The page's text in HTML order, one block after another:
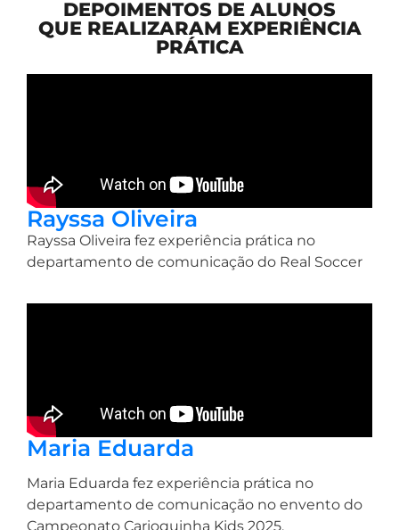
DEPOIMENTOS DE ALUNOS
QUE REALIZARAM EXPERIÊNCIA
PRÁTICA
Rayssa Oliveira
Rayssa Oliveira fez experiência prática no
departamento de comunicação do Real Soccer
Maria Eduarda
Maria Eduarda fez experiência prática no
departamento de comunicação no envento do
Campeonato Carioquinha Kids 2025.